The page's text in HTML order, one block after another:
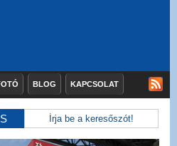
BLOG KAPCSOLAT